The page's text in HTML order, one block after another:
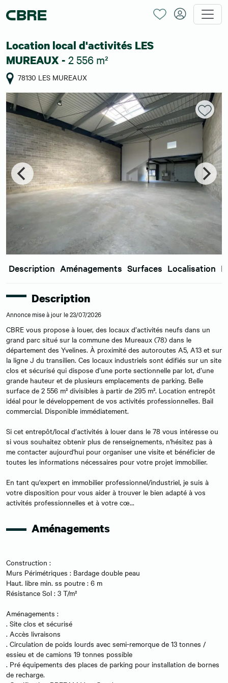
Location local d'activités LES
MUREAUX - 2 556 m²
78130 LES MUREAUX
Description Aménagements Surfaces Localisation
Description
Annonce mise à jour le 23/07/2026
CBRE vous propose à louer, des locaux d’activités neufs dans un
grand parc situé sur la commune des Mureaux (78) dans le
département des Yvelines. À proximité des autoroutes A5, A13 et sur
la ligne J du transilien. Ces locaux industriels sont édifiés sur un site
clos et sécurisé qui dispose d’une porte sectionnelle par lot, d’une
grande hauteur et de plusieurs emplacements de parking. Belle
surface de 2 556 m² divisibles à partir de 295 m². Location entrepôt
idéal pour le développement de vos activités professionnelles. Bail
commercial. Disponible immédiatement.
Si cet entrepôt/local d’activités à louer dans le 78 vous intéresse ou
si vous souhaitez obtenir plus de renseignements, n'hésitez pas à
me contacter aujourd'hui pour organiser une visite et bénéficier de
toutes les informations nécessaires pour votre projet immobilier.
En tant qu'expert en immobilier professionnel/industriel, je suis à
votre disposition pour vous aider à trouver le bien adapté à vos
activités professionnelles et à votre cœ...
Aménagements
Construction :
Murs Périmétriques : Bardage double peau
Haut. libre min. ss poutre : 6 m
Résistance Sol : 3 T/m²
Aménagements :
. Site clos et sécurisé
. Accès livraisons
. Circulation de poids lourds avec semi-remorque de 13 tonnes /
essieu et de camions 19 tonnes possible
. Pré équipements des places de parking pour installation de bornes
de recharge.